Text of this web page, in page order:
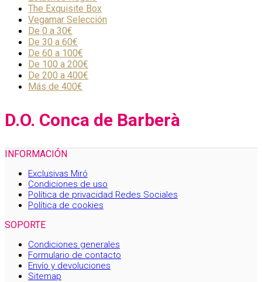
The Exquisite Box
Vegamar Selección
De 0 a 30€
De 30 a 60€
De 60 a 100€
De 100 a 200€
De 200 a 400€
Más de 400€
D.O. Conca de Barberà
INFORMACIÓN
Exclusivas Miró
Condiciones de uso
Política de privacidad Redes Sociales
Política de cookies
SOPORTE
Condiciones generales
Formulario de contacto
Envío y devoluciones
Sitemap